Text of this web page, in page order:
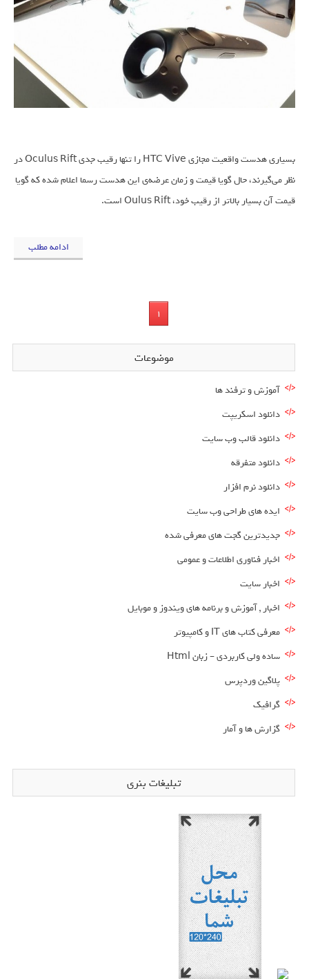
بسیاری هدست واقعیت مجازی HTC Vive را تنها رقیب جدی Oculus Rift در
نظر می‌گیرند، حال گویا قیمت و زمان عرضه‌ی این هدست رسما اعلام شده که گویا
قیمت آن بسیار بالاتر از رقیب خود، Oulus Rift است.
ادامه مطلب
1
موضوعات
آموزش و ترفند ها
دانلود اسکریپت
دانلود قالب وب سایت
دانلود متفرقه
دانلود نرم افزار
ایده های طراحی وب سایت
جدیدترین گجت های معرفی شده
اخبار فناوری اطلاعات و عمومی
اخبار سایت
اخبار , آموزش و برنامه های ویندوز و موبایل
معرفی کتاب های IT و کامپیوتر
ساده ولی کاربردی – زبان Html
پلاگین وردپرس
گرافیک
گزارش ها و آمار
تبلیغات بنری